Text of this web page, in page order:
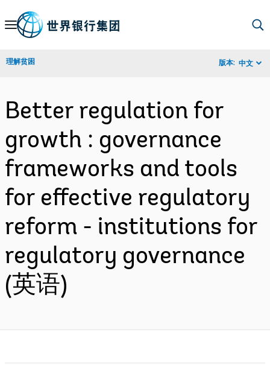
Skip
Navigation
理解贫困 版本: 中文
Better regulation for
growth : governance
frameworks and tools
for effective regulatory
reform - institutions for
regulatory governance
(英语)